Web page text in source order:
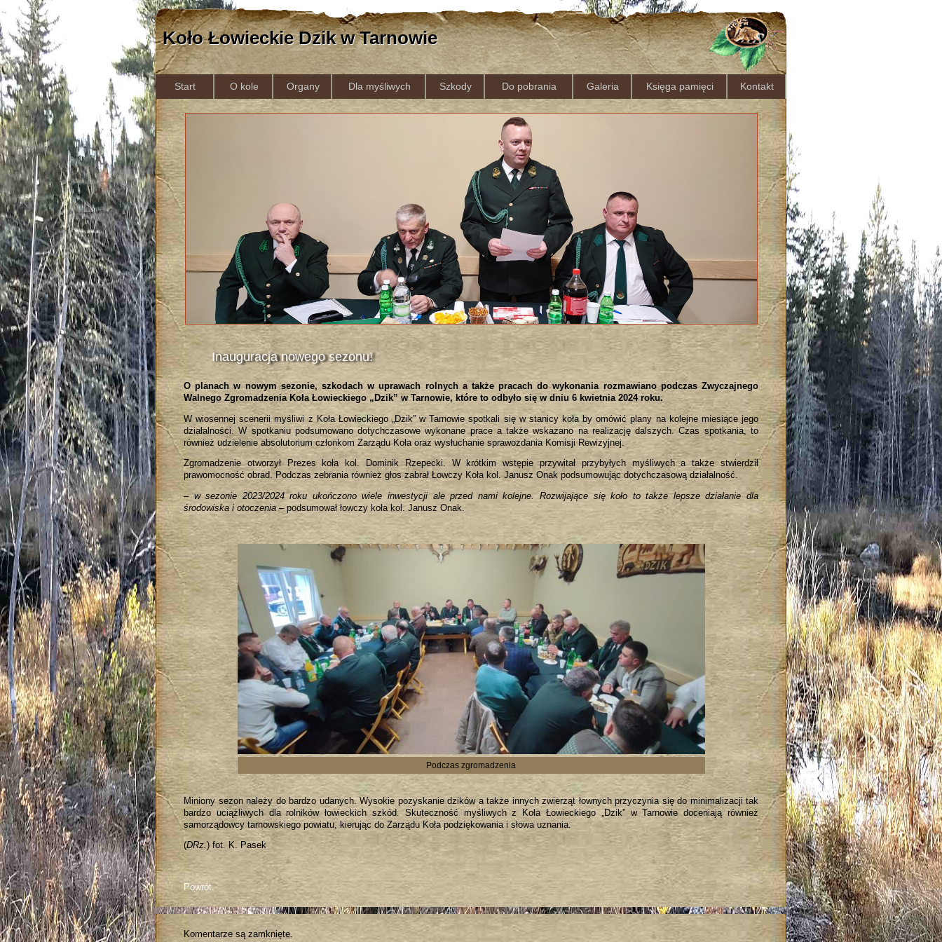
Koło Łowieckie Dzik w Tarnowie
Start O kole Organy Dla myśliwych Szkody Do pobrania Galeria Księga pamięci Kontakt
Inauguracja nowego sezonu!
O planach w nowym sezonie, szkodach w uprawach rolnych a także pracach do wykonania rozmawiano podczas Zwyczajnego
Walnego Zgromadzenia Koła Łowieckiego „Dzik” w Tarnowie, które to odbyło się w dniu 6 kwietnia 2024 roku.
W wiosennej scenerii myśliwi z Koła Łowieckiego „Dzik” w Tarnowie spotkali się w stanicy koła by omówić plany na kolejne miesiące jego
działalności. W spotkaniu podsumowano dotychczasowe wykonane prace a także wskazano na realizację dalszych. Czas spotkania, to
również udzielenie absolutorium członkom Zarządu Koła oraz wysłuchanie sprawozdania Komisji Rewizyjnej.
Zgromadzenie otworzył Prezes koła kol. Dominik Rzepecki. W krótkim wstępie przywitał przybyłych myśliwych a także stwierdził
prawomocność obrad. Podczas zebrania również głos zabrał Łowczy Koła kol. Janusz Onak podsumowując dotychczasową działalność.
–w sezonie 2023/2024 roku ukończono wiele inwestycji ale przed nami kolejne. Rozwijające się koło to także lepsze działanie dla
środowiska i otoczenia– podsumował łowczy koła kol. Janusz Onak.
Podczas zgromadzenia
Miniony sezon należy do bardzo udanych. Wysokie pozyskanie dzików a także innych zwierząt łownych przyczynia się do minimalizacji tak
bardzo uciążliwych dla rolników łowieckich szkód. Skuteczność myśliwych z Koła Łowieckiego „Dzik” w Tarnowie doceniają również
samorządowcy tarnowskiego powiatu, kierując do Zarządu Koła podziękowania i słowa uznania.
(DRz.) fot. K. Pasek
Powrót.
Komentarze są zamknięte.